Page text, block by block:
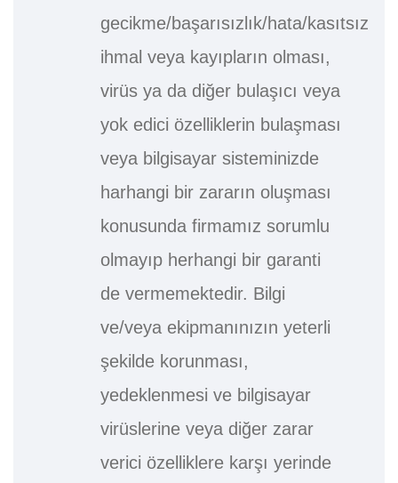
gecikme/başarısızlık/hata/kasıtsız
ihmal veya kayıpların olması,
virüs ya da diğer bulaşıcı veya
yok edici özelliklerin bulaşması
veya bilgisayar sisteminizde
harhangi bir zararın oluşması
konusunda firmamız sorumlu
olmayıp herhangi bir garanti
de vermemektedir. Bilgi
ve/veya ekipmanınızın yeterli
şekilde korunması,
yedeklenmesi ve bilgisayar
virüslerine veya diğer zarar
verici özelliklere karşı yerinde